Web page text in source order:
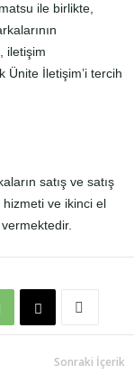
ile birlikte,
iletişim
Ünite İletişim’i tercih
satış ve satış
hizmeti ve ikinci el
Sonraki İçerik